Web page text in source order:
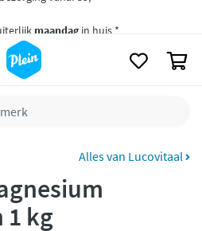
maandag
retourneren
bezorgd
met Klarna
Alles van Lucovitaal
kg